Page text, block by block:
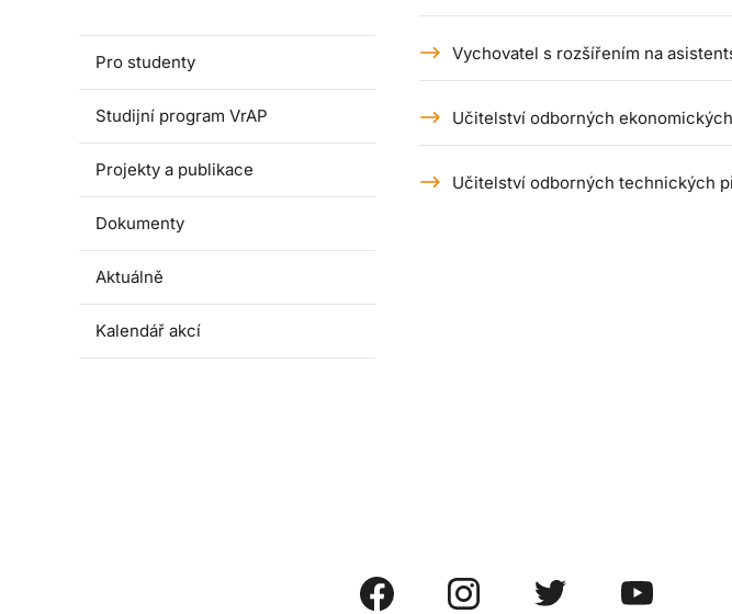
Pro studenty
Studijní program VrAP
Projekty a publikace
Dokumenty
Aktuálně
Kalendář akcí
Vychovatel s rozšířením na
Učitelství odborných
Učitelství odborných technických